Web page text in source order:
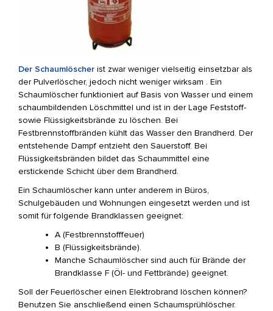
Der Schaumlöscher ist zwar weniger vielseitig einsetzbar als
der Pulverlöscher, jedoch nicht weniger wirksam . Ein
Schaumlöscher funktioniert auf Basis von Wasser und einem
schaumbildenden Löschmittel und ist in der Lage Feststoff-
sowie Flüssigkeitsbrände zu löschen. Bei
Festbrennstoffbränden kühlt das Wasser den Brandherd. Der
entstehende Dampf entzieht den Sauerstoff. Bei
Flüssigkeitsbränden bildet das Schaummittel eine
erstickende Schicht über dem Brandherd.
Ein Schaumlöscher kann unter anderem in Büros,
Schulgebäuden und Wohnungen eingesetzt werden und ist
somit für folgende Brandklassen geeignet:
A (Festbrennstofffeuer)
B (Flüssigkeitsbrände).
Manche Schaumlöscher sind auch für Brände der
Brandklasse F (Öl- und Fettbrände) geeignet.
Soll der Feuerlöscher einen Elektrobrand löschen können?
Benutzen Sie anschließend einen Schaumsprühlöscher.